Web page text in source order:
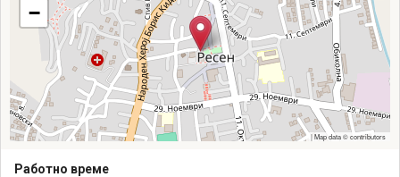
−
|Map data ©contributors
Работно време